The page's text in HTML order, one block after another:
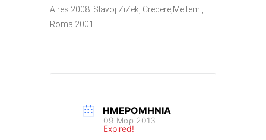
Aires 2008. Slavoj ZiZek, Credere,Meltemi,
Roma 2001.
ΗΜΕΡΟΜΗΝΊΑ
09 Μαρ 2013
Expired!